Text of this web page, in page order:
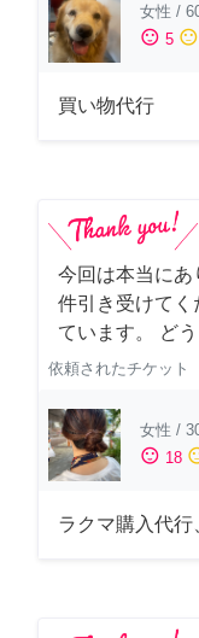
女性 /
sentiment_satisfied 5 sentiment_neutral
買い物代行
今回は本当に
件引き受けてく
ています。 ど
依頼されたチケット
女性 /
sentiment_satisfied 18
ラクマ購入代行